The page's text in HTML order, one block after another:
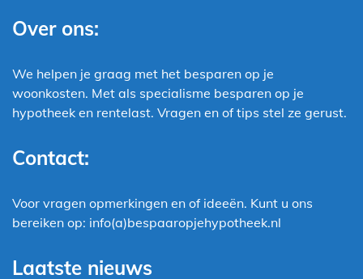
Over ons:
We helpen je graag met het besparen op je
woonkosten. Met als specialisme besparen op je
hypotheek en rentelast. Vragen en of tips stel ze gerust.
Contact:
Voor vragen opmerkingen en of ideeën. Kunt u ons
bereiken op: info(a)bespaaropjehypotheek.nl
Laatste nieuws